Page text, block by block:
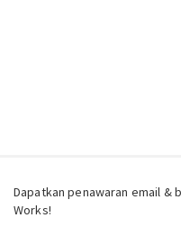
Dapatkan penawaran email &
Works!